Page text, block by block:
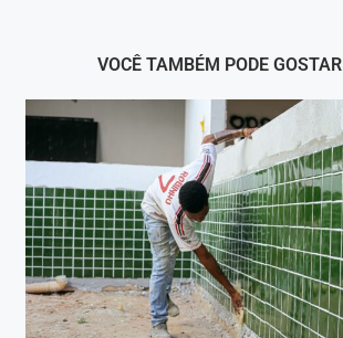
VOCÊ TAMBÉM PODE GOSTAR